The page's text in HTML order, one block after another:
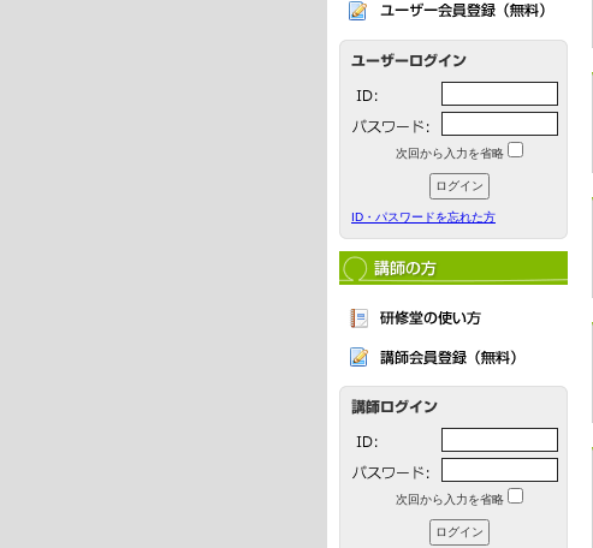
次回から入力を省略
ID・パスワードを忘れた方
次回から入力を省略